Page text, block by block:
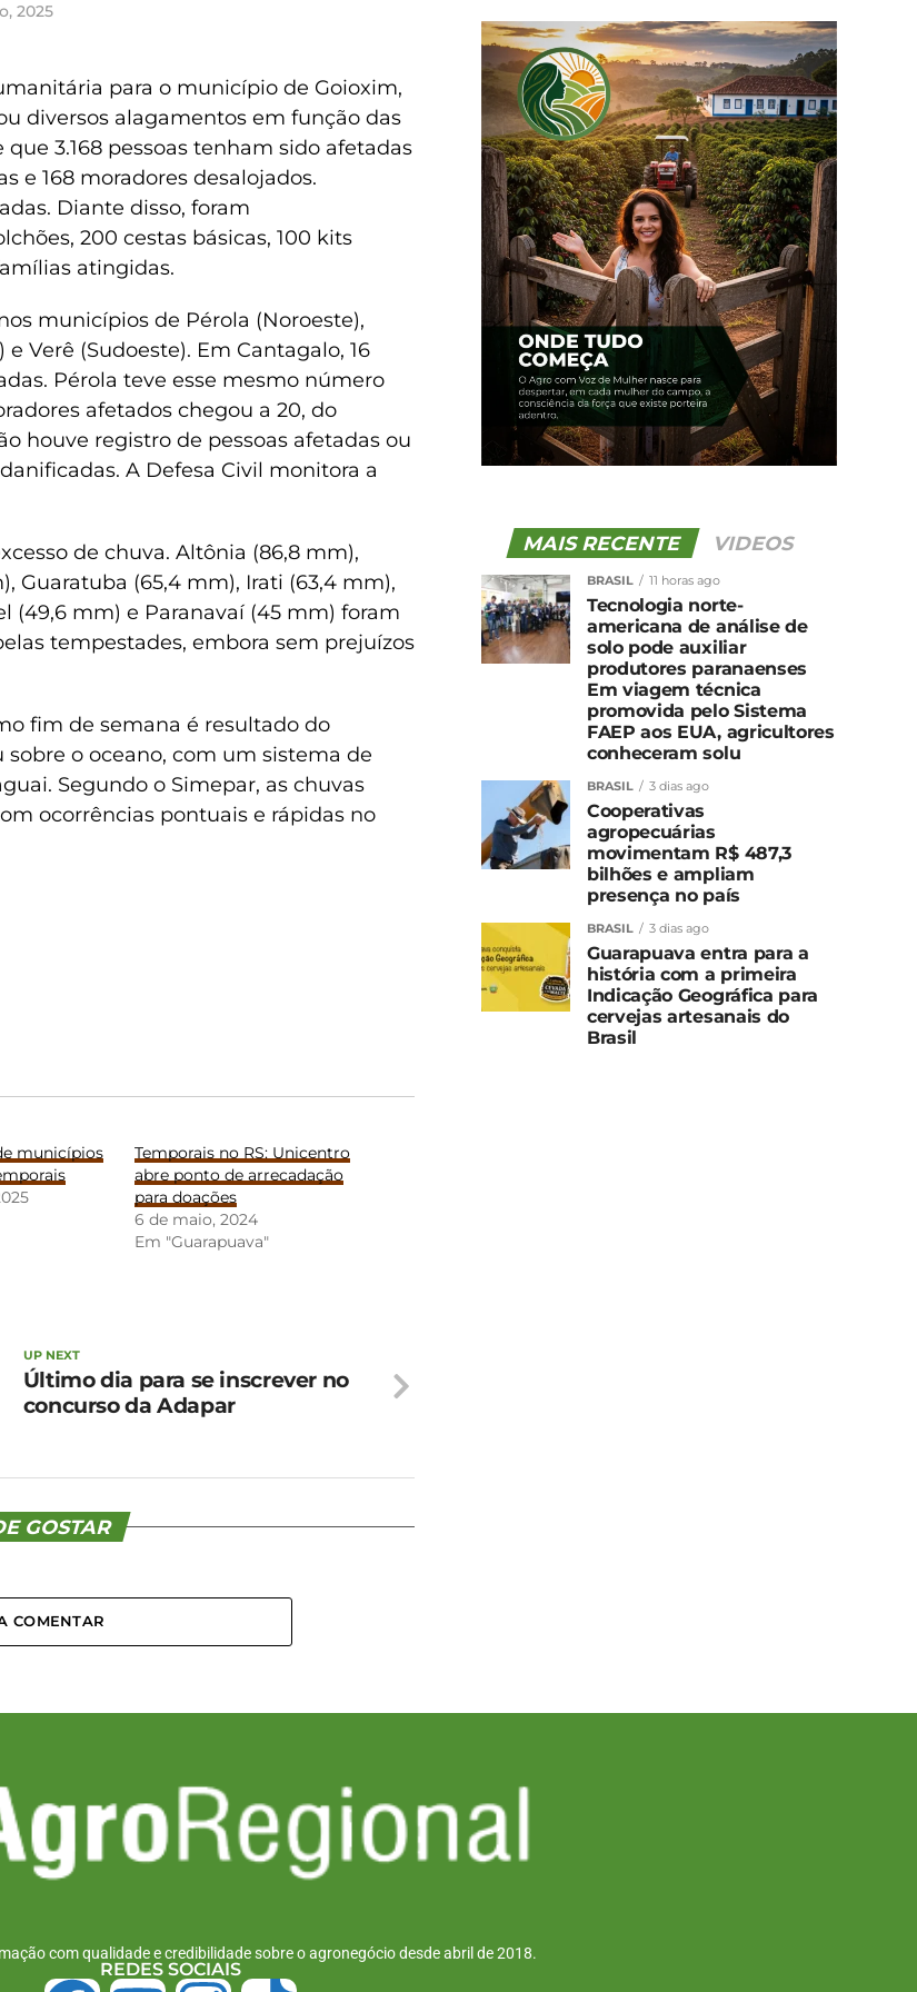
2025
para o município de Goioxim,
diversos alagamentos em função das
3.168 pessoas tenham sido afetadas
e 168 moradores desalojados.
Diante disso, foram
200 cestas básicas, 100 kits
atingidas.
municípios de Pérola (Noroeste),
Verê (Sudoeste). Em Cantagalo, 16
Pérola teve esse mesmo número
afetados chegou a 20, do
houve registro de pessoas afetadas ou
A Defesa Civil monitora a
de chuva. Altônia (86,8 mm),
Guaratuba (65,4 mm), Irati (63,4 mm),
(49,6 mm) e Paranavaí (45 mm) foram
tempestades, embora sem prejuízos
fim de semana é resultado do
o oceano, com um sistema de
Segundo o Simepar, as chuvas
ocorrências pontuais e rápidas no
municípios
Temporais no RS: Unicentro
abre ponto de arrecadação
para doações
6 de maio, 2024
Em "Guarapuava"
UP NEXT
Último dia para se inscrever no
concurso da Adapar
GOSTAR
COMENTAR
MAIS RECENTE VIDEOS
BRASIL 11 horas ago
Tecnologia norte-
americana de análise de
solo pode auxiliar
produtores paranaenses
Em viagem técnica
promovida pelo Sistema
FAEP aos EUA, agricultores
conheceram solu
BRASIL 3 dias ago
Cooperativas
agropecuárias
movimentam R$ 487,3
bilhões e ampliam
presença no país
BRASIL 3 dias ago
Guarapuava entra para a
história com a primeira
Indicação Geográfica para
cervejas artesanais do
Brasil
com qualidade e credibilidade sobre o agronegócio desde abril de 2018.
REDES SOCIAIS